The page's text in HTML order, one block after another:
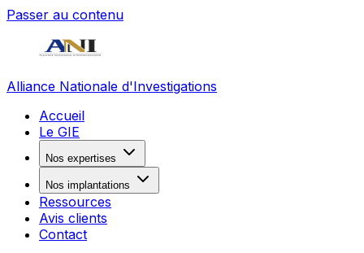
Passer au contenu
Alliance Nationale d'Investigations
Accueil
Le GIE
Nos expertises
Nos implantations
Ressources
Avis clients
Contact